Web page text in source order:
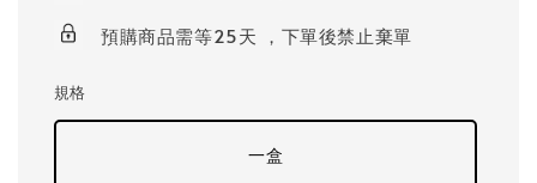
預購商品需等25天 ，下單後禁止棄單
規格
一盒